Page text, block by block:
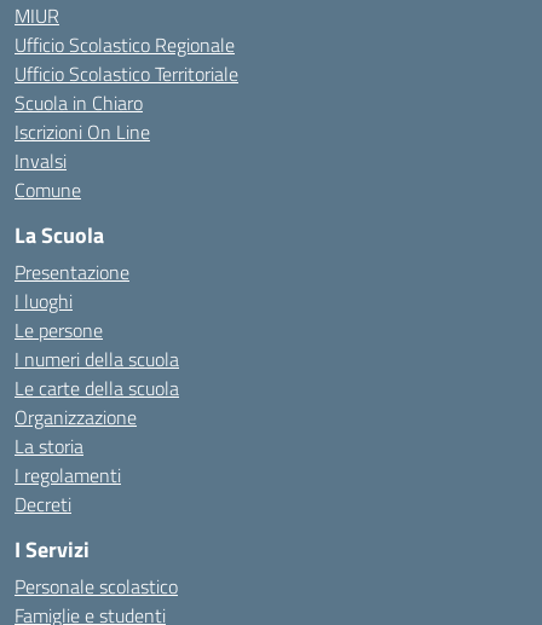
MIUR
Ufficio Scolastico Regionale
Ufficio Scolastico Territoriale
Scuola in Chiaro
Iscrizioni On Line
Invalsi
Comune
La Scuola
Presentazione
I luoghi
Le persone
I numeri della scuola
Le carte della scuola
Organizzazione
La storia
I regolamenti
Decreti
I Servizi
Personale scolastico
Famiglie e studenti